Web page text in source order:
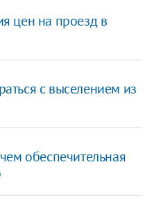
цен на проезд в
с выселением из
обеспечительная